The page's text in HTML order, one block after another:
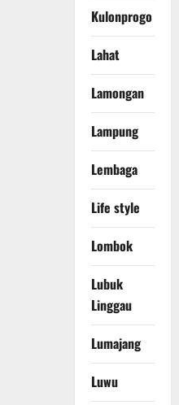
Kulonprogo
Lahat
Lamongan
Lampung
Lembaga
Life style
Lombok
Lubuk
Linggau
Lumajang
Luwu